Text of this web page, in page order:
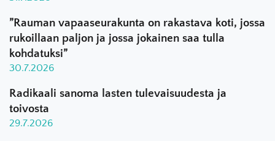
”Rauman vapaaseurakunta on rakastava koti, jossa
rukoillaan paljon ja jossa jokainen saa tulla
kohdatuksi”
30.7.2026
Radikaali sanoma lasten tulevaisuudesta ja
toivosta
29.7.2026